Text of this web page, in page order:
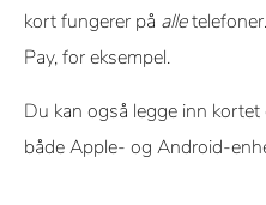
kort fungerer på alle
Pay, for eksempel.
Du kan også legge inn kortet
både Apple- og Android-